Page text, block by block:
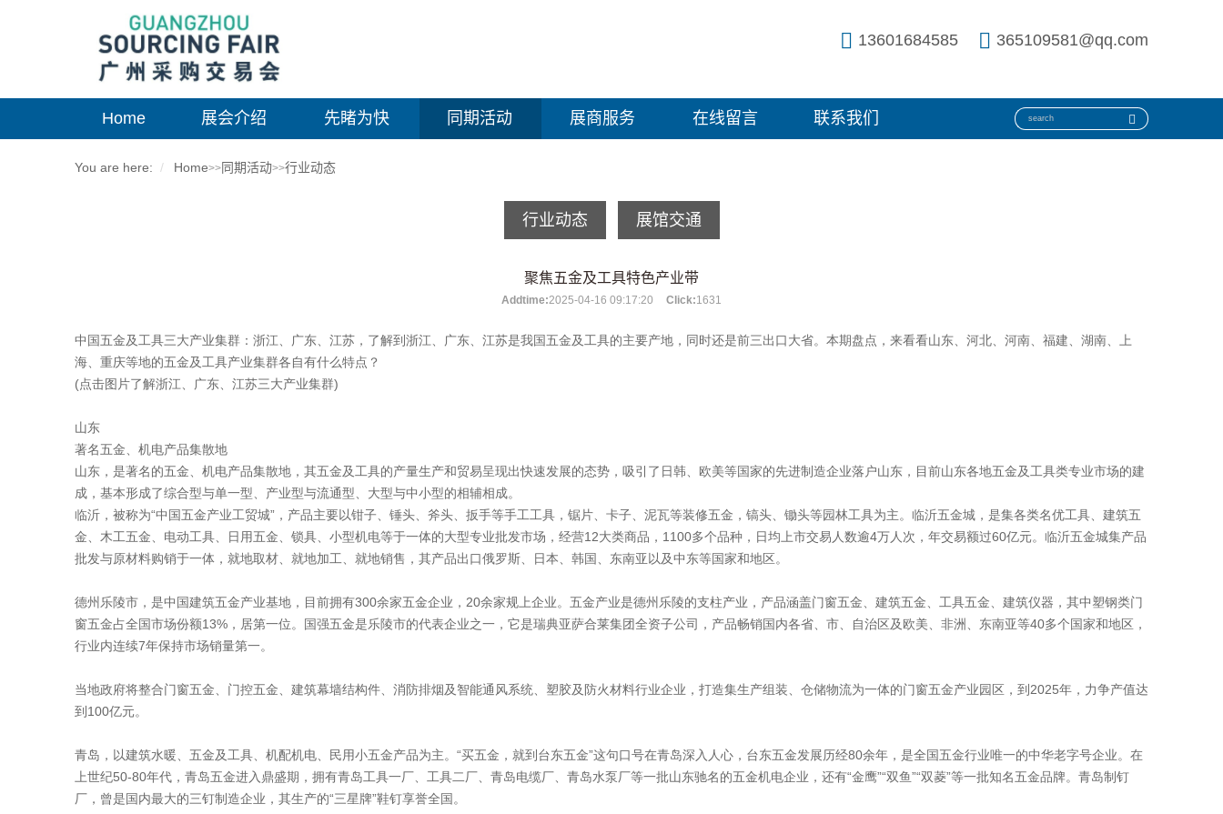
365109581@qq.com
13601684585
Home 展会介绍 先睹为快 同期活动 展商服务 在线留言 联系我们
You are here: Home>>同期活动>>行业动态
行业动态 展馆交通
聚焦五金及工具特色产业带
Addtime:2025-04-16 09:17:20 Click:1631
中国五金及工具三大产业集群：浙江、广东、江苏，了解到浙江、广东、江苏是我国五金及工具的主要产地，同时还是前三出口大省。本期盘点，来看看山东、河北、河南、福建、湖南、上
海、重庆等地的五金及工具产业集群各自有什么特点？
(点击图片了解浙江、广东、江苏三大产业集群)
山东
著名五金、机电产品集散地
山东，是著名的五金、机电产品集散地，其五金及工具的产量生产和贸易呈现出快速发展的态势，吸引了日韩、欧美等国家的先进制造企业落户山东，目前山东各地五金及工具类专业市场的建
成，基本形成了综合型与单一型、产业型与流通型、大型与中小型的相辅相成。
临沂，被称为“中国五金产业工贸城”，产品主要以钳子、锤头、斧头、扳手等手工工具，锯片、卡子、泥瓦等装修五金，镐头、锄头等园林工具为主。临沂五金城，是集各类名优工具、建筑五
金、木工五金、电动工具、日用五金、锁具、小型机电等于一体的大型专业批发市场，经营12大类商品，1100多个品种，日均上市交易人数逾4万人次，年交易额过60亿元。临沂五金城集产品
批发与原材料购销于一体，就地取材、就地加工、就地销售，其产品出口俄罗斯、日本、韩国、东南亚以及中东等国家和地区。
德州乐陵市，是中国建筑五金产业基地，目前拥有300余家五金企业，20余家规上企业。五金产业是德州乐陵的支柱产业，产品涵盖门窗五金、建筑五金、工具五金、建筑仪器，其中塑钢类门
窗五金占全国市场份额13%，居第一位。国强五金是乐陵市的代表企业之一，它是瑞典亚萨合莱集团全资子公司，产品畅销国内各省、市、自治区及欧美、非洲、东南亚等40多个国家和地区，
行业内连续7年保持市场销量第一。
当地政府将整合门窗五金、门控五金、建筑幕墙结构件、消防排烟及智能通风系统、塑胶及防火材料行业企业，打造集生产组装、仓储物流为一体的门窗五金产业园区，到2025年，力争产值达
到100亿元。
青岛，以建筑水暖、五金及工具、机配机电、民用小五金产品为主。“买五金，就到台东五金”这句口号在青岛深入人心，台东五金发展历经80余年，是全国五金行业唯一的中华老字号企业。在
上世纪50-80年代，青岛五金进入鼎盛期，拥有青岛工具一厂、工具二厂、青岛电缆厂、青岛水泵厂等一批山东驰名的五金机电企业，还有“金鹰”“双鱼”“双菱”等一批知名五金品牌。青岛制钉
厂，曾是国内最大的三钉制造企业，其生产的“三星牌”鞋钉享誉全国。